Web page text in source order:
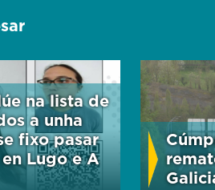
na lista de
a unha
fixo pasar
Lugo e A